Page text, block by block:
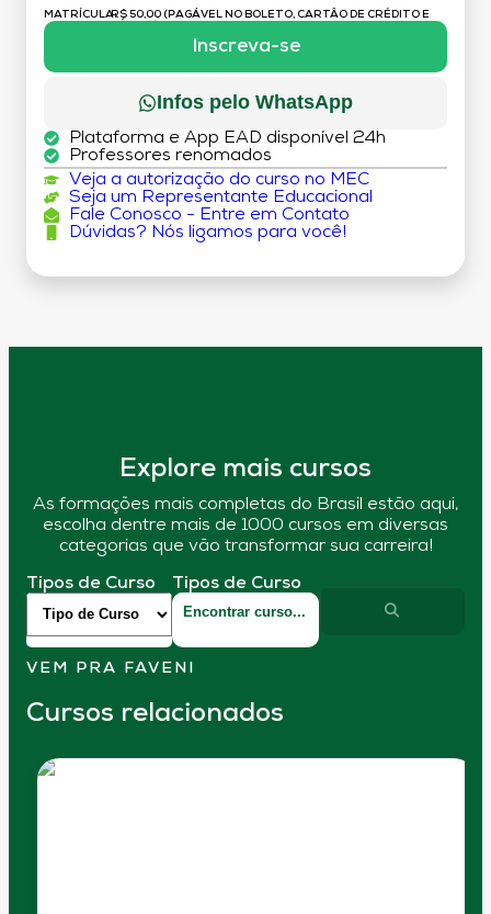
MATRÍCULA:R$ 50,00 (PAGÁVEL NO BOLETO, CARTÃO DE CRÉDITO E
Inscreva-se
Infos pelo WhatsApp
Plataforma e App EAD disponível 24h
Professores renomados
Veja a autorização do curso no MEC
Seja um Representante Educacional
Fale Conosco - Entre em Contato
Dúvidas? Nós ligamos para você!
Explore mais cursos
As formações mais completas do Brasil estão aqui,
escolha dentre mais de 1000 cursos em diversas
categorias que vão transformar sua carreira!
Tipos de Curso Tipos de Curso
VEM PRA FAVENI
Cursos relacionados